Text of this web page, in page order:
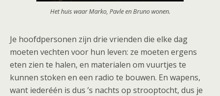
Het huis waar Marko, Pavle en Bruno wonen.
Je hoofdpersonen zijn drie vrienden die elke dag
moeten vechten voor hun leven: ze moeten ergens
eten zien te halen, en materialen om vuurtjes te
kunnen stoken en een radio te bouwen. En wapens,
want iederéén is dus ’s nachts op strooptocht, dus je